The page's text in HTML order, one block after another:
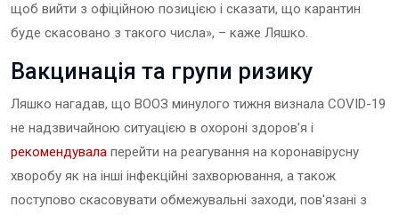
щоб вийти з офіційною позицією і сказати, що карантин
буде скасовано з такого числа», – каже Ляшко.
Вакцинація та групи ризику
Ляшко нагадав, що ВООЗ минулого тижня визнала COVID-19
не надзвичайною ситуацією в охороні здоров'я і
рекомендувала перейти на реагування на коронавірусну
хворобу як на інші інфекційні захворювання, а також
поступово скасовувати обмежувальні заходи, пов'язані з